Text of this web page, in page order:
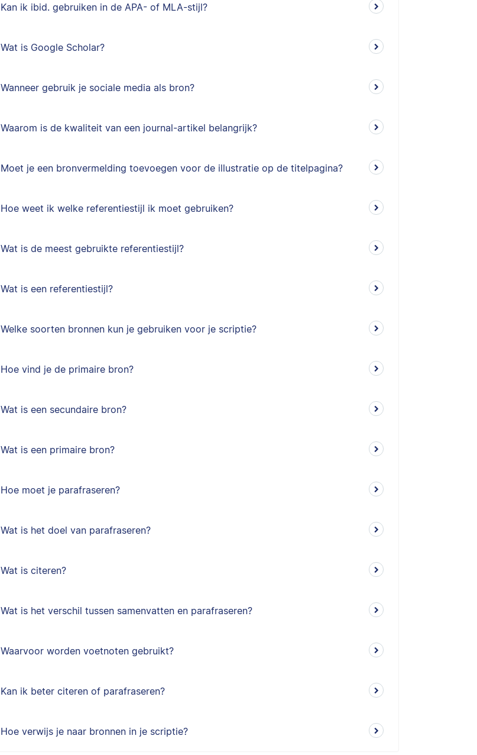
Kan ik ibid. gebruiken in de APA- of MLA-stijl?
Wat is Google Scholar?
Wanneer gebruik je sociale media als bron?
Waarom is de kwaliteit van een journal-artikel belangrijk?
Moet je een bronvermelding toevoegen voor de illustratie op de titelpagina?
Hoe weet ik welke referentiestijl ik moet gebruiken?
Wat is de meest gebruikte referentiestijl?
Wat is een referentiestijl?
Welke soorten bronnen kun je gebruiken voor je scriptie?
Hoe vind je de primaire bron?
Wat is een secundaire bron?
Wat is een primaire bron?
Hoe moet je parafraseren?
Wat is het doel van parafraseren?
Wat is citeren?
Wat is het verschil tussen samenvatten en parafraseren?
Waarvoor worden voetnoten gebruikt?
Kan ik beter citeren of parafraseren?
Hoe verwijs je naar bronnen in je scriptie?